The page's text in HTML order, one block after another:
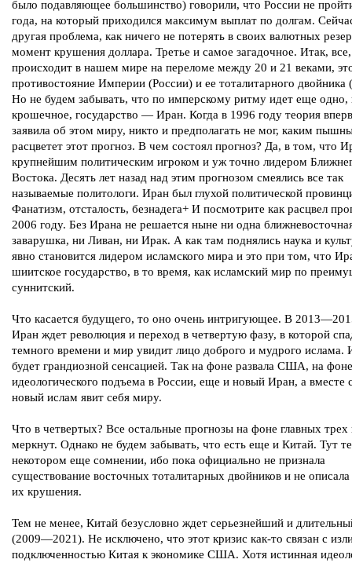
было подавляющее большинство) говорили, что России не
года, на который приходился максимум выплат по долгам.
другая проблема, как ничего не потерять в своих валютных
момент крушения доллара. Третье и самое загадочное. Итак,
происходит в нашем мире на переломе между 20 и 21 веками,
противостояние Империи (России) и ее тоталитарного
Но не будем забывать, что по имперскому ритму идет еще одно,
крошечное, государство — Иран. Когда в 1996 году теория
заявила об этом миру, никто и предполагать не мог, каким
расцветет этот прогноз. В чем состоял прогноз? Да, в том, что
крупнейшим политическим игроком и уж точно лидером
Востока. Десять лет назад над этим прогнозом смеялись все так
называемые политологи. Иран был глухой политической
Фанатизм, отсталость, безнадега+ И посмотрите как расцвел
2006 году. Без Ирана не решается ныне ни одна
заварушка, ни Ливан, ни Ирак. А как там поднялись наука и
явно становится лидером исламского мира и это при том, что
шиитское государство, в то время, как исламский мир по
суннитский.
Что касается будущего, то оно очень интригующее. В
Иран ждет революция и переход в четвертую фазу, в которой
темного времени и мир увидит лицо доброго и мудрого ислама.
будет грандиозной сенсацией. Так на фоне развала США, на фоне
идеологического подъема в России, еще и новый Иран, а вместе
новый ислам явит себя миру.
Что в четвертых? Все остальные прогнозы на фоне главных трех
меркнут. Однако не будем забывать, что есть еще и Китай. Тут
некотором еще сомнении, ибо пока официально не признала
существование восточных тоталитарных двойников и не
их крушения.
Тем не менее, Китай безусловно ждет серьезнейший и
(2009—2021). Не исключено, что этот кризис как-то связан с
подключенностью Китая к экономике США. Хотя истинная